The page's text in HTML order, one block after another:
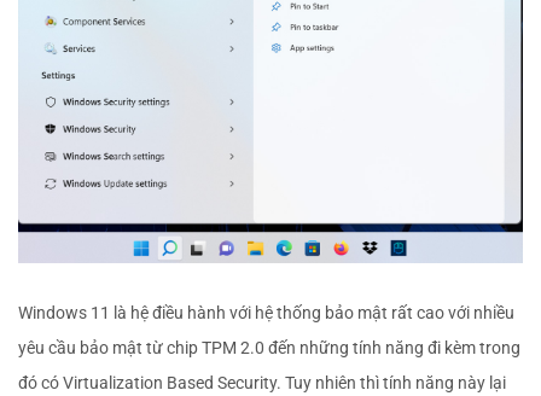
Windows 11 là hệ điều hành với hệ thống bảo mật rất cao với nhiều
yêu cầu bảo mật từ chip TPM 2.0 đến những tính năng đi kèm trong
đó có Virtualization Based Security. Tuy nhiên thì tính năng này lại